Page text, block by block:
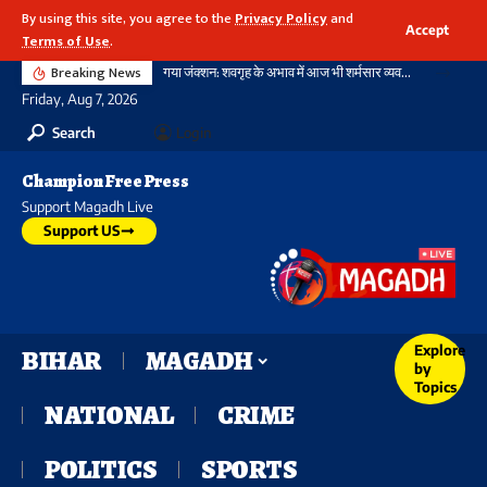
By using this site, you agree to thePrivacy Policyand
Terms of Use.
Accept
Breaking News गया जंक्शन: शवगृह के अभाव में आज भी शर्मसार व्यवस्था, विश्वस्तरीय स्टेशन की पहचान आधुनिक इमारतों से नहीं, बल्कि मानवीय संवेदनशीलता से भी होती
Friday, Aug 7, 2026
Search
Login
Champion Free Press
Support Magadh Live
Support US
BIHAR
MAGADH
NATIONAL
CRIME
POLITICS
SPORTS
Explore
by
Topics